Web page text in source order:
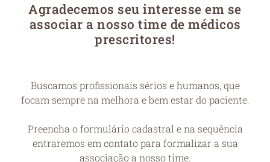
Agradecemos seu interesse em se
associar a nosso time de médicos
prescritores!
Buscamos profissionais sérios e humanos, que
focam sempre na melhora e bem estar do paciente.
Preencha o formulário cadastral e na sequência
entraremos em contato para formalizar a sua
associação a nosso time.